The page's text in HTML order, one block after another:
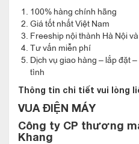
tự hoạt động trở lại . Đặc biệt
trong phòng không có người
một công nghệ rất tuyệt vời
Chức năng tự động
sự cố của Điều hòa
Heavy FDT140VG/
Nhờ được trang bị bộ vi xử lý
trần Mitsubishi Heavy
100% hàng chính hãng
Giá tốt nhất Việt Nam
Freeship nội thành Hà Nội
Tư vấn miễn phí
Dịch vụ giao hàng – lắp đặt
tình
Thông tin chi tiết vui lòng
VUA ĐIỆN MÁY
Công ty CP thương
Khang